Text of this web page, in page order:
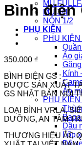
MŨ
MŨ 3/4
NÓN 1/2
PHỤ KIỆN
PHỤ
Áo
Kính
Áo
PHỤ
Dầu
Lốp
Độ
Bình điện
350.000 ₫
BÌNH ĐIỆN GS :
ĐƯỢC SẢN XUẤT
GS NHẬT BẢN NỔI
LOẠI BÌNH VRLA,
DƯỠNG, AN TÂM
THƯƠNG HIỆU ẮC